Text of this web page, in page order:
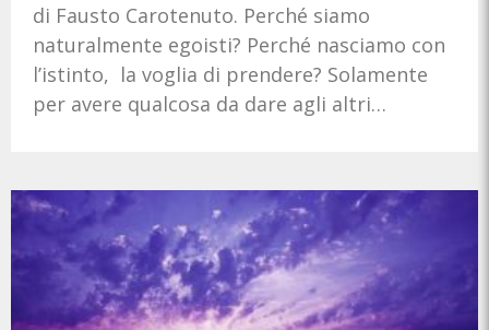
di Fausto Carotenuto. Perché siamo
naturalmente egoisti? Perché nasciamo con
l’istinto, la voglia di prendere? Solamente
per avere qualcosa da dare agli altri…